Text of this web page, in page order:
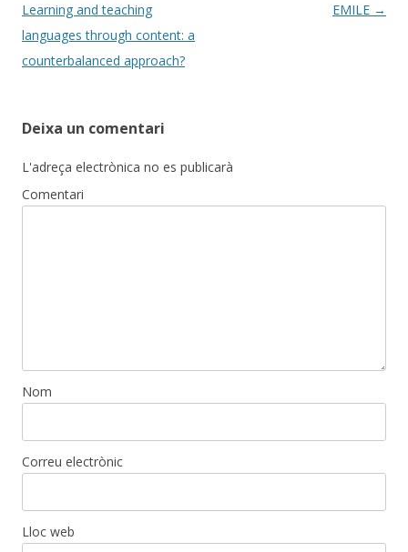
navigation
Learning and teaching
languages through content: a
counterbalanced approach?
EMILE →
Deixa un comentari
L'adreça electrònica no es publicarà
Comentari
Nom
Correu electrònic
Lloc web